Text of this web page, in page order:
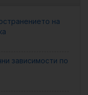
на
зависимости по